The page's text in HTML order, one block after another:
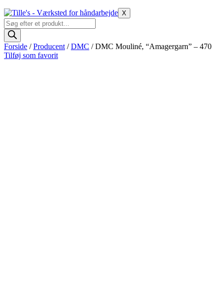
X
Products
search
Forside /Producent /DMC / DMC Mouliné, “Amagergarn” – 470
Tilføj som favorit